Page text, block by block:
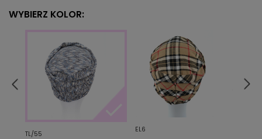
WYBIERZ KOLOR:
TL/55
EL6